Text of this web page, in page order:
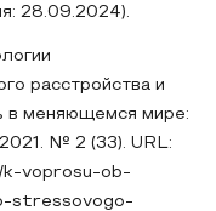
28.09.2024).
расстройства и
в меняющемся мире:
№ 2 (33). URL:
voprosu-ob-
stressovogo-